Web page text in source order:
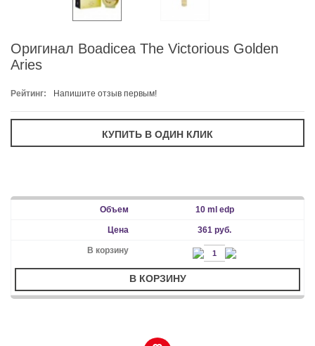
Оригинал Boadicea The Victorious Golden
Aries
Рейтинг: Напишите отзыв первым!
10 ml edp
361 руб.
В КОРЗИНУ